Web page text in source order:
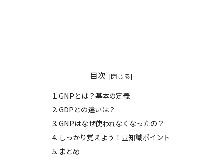
目次
GNPとは？基本の定義
GDPとの違いは？
GNPはなぜ使われなくなったの？
しっかり覚えよう！豆知識ポイント
まとめ